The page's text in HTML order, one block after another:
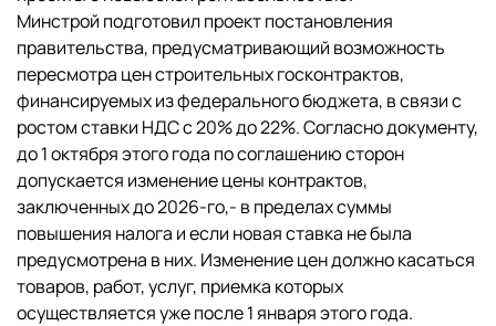
Минстрой подготовил проект постановления
правительства, предусматривающий возможность
пересмотра цен строительных госконтрактов,
финансируемых из федерального бюджета, в связи с
ростом ставки НДС с 20% до 22%. Согласно документу,
до 1 октября этого года по соглашению сторон
допускается изменение цены контрактов,
заключенных до 2026-го,- в пределах суммы
повышения налога и если новая ставка не была
предусмотрена в них. Изменение цен должно касаться
товаров, работ, услуг, приемка которых
осуществляется уже после 1 января этого года.